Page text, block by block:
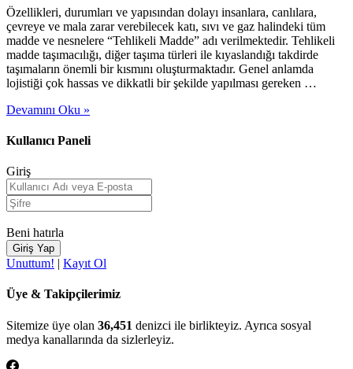
Özellikleri, durumları ve yapısından dolayı insanlara, canlılara,
çevreye ve mala zarar verebilecek katı, sıvı ve gaz halindeki tüm
madde ve nesnelere “Tehlikeli Madde” adı verilmektedir. Tehlikeli
madde taşımacılığı, diğer taşıma türleri ile kıyaslandığı takdirde
taşımaların önemli bir kısmını oluşturmaktadır. Genel anlamda
lojistiği çok hassas ve dikkatli bir şekilde yapılması gereken …
Devamını Oku »
Kullanıcı Paneli
Giriş
Beni hatırla
Unuttum! | Kayıt Ol
Üye & Takipçilerimiz
Sitemize üye olan 36,451 denizci ile birlikteyiz. Ayrıca sosyal
medya kanallarında da sizlerleyiz.